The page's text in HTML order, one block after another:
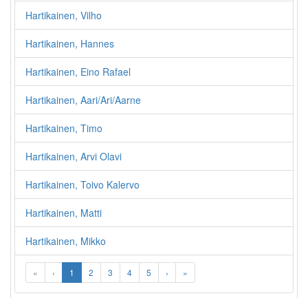
Hartikainen, Vilho
Hartikainen, Hannes
Hartikainen, Eino Rafael
Hartikainen, Aari/Ari/Aarne
Hartikainen, Timo
Hartikainen, Arvi Olavi
Hartikainen, Toivo Kalervo
Hartikainen, Matti
Hartikainen, Mikko
« ‹ 1 2 3 4 5 › »